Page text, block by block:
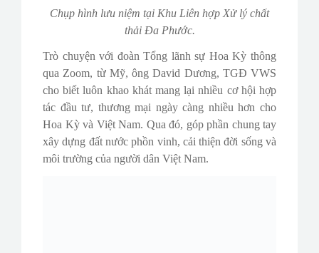
Chụp hình lưu niệm tại Khu Liên hợp Xử lý chất
thải Đa Phước.
Trò chuyện với đoàn Tổng lãnh sự Hoa Kỳ thông
qua Zoom, từ Mỹ, ông David Dương, TGĐ VWS
cho biết luôn khao khát mang lại nhiều cơ hội hợp
tác đầu tư, thương mại ngày càng nhiều hơn cho
Hoa Kỳ và Việt Nam. Qua đó, góp phần chung tay
xây dựng đất nước phồn vinh, cải thiện đời sống và
môi trường của người dân Việt Nam.